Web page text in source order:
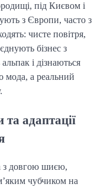
під Києвом і
з Європи, часто з
чисте повітря,
бізнес з
і дізнаються
мода, а реальний
та адаптації
з довгою шиєю,
чубчиком на